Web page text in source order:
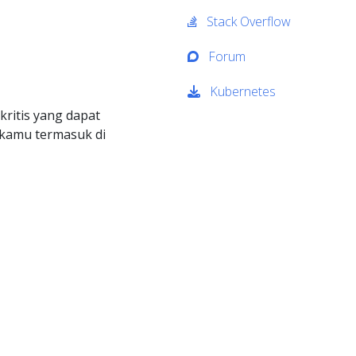
yang dapat
termasuk di
Stack Overflow
Forum
Kubernetes